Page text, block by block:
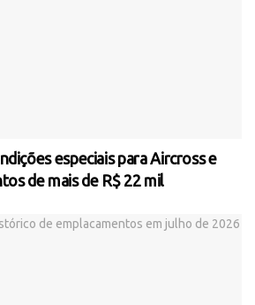
especiais para Aircross e
de mais de R$ 22 mil